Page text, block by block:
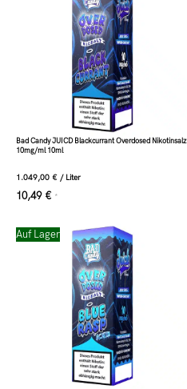
Bad Candy JUICD Blackcurrant Overdosed Nikotinsalz
10mg/ml 10ml
1.049,00 € / Liter
10,49 € *
Auf Lager